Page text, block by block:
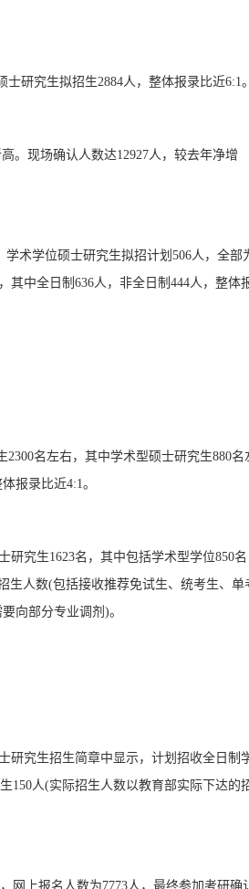
研究生拟招生2884人，整体报录比近6:1。
。现场确认人数达12927人，较去年净增
学术学位硕士研究生拟招计划506人，全部
其中全日制636人，非全日制444人，整体
名左右，其中学术型硕士研究生880名
报录比近4:1。
研究生1623名，其中包括学术型学位850
生人数(包括接收推荐免试生、统考生、单
向部分专业调剂)。
研究生招生简章中显示，计划招收全日制
150人(实际招生人数以教育部实际下达的
网上报名人数为7773人，最终参加考研确